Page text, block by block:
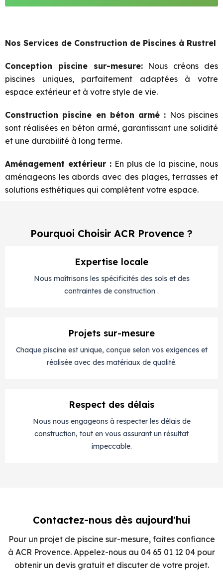
Nos Services de Construction de Piscines à Rustrel
Conception piscine sur-mesure:Nous créons des
piscines uniques, parfaitement adaptées à votre
espace extérieur et à votre style de vie.
Construction piscine en béton armé : Nos piscines
sont réalisées en béton armé, garantissant une solidité
et une durabilité à long terme.
Aménagement extérieur :En plus de la piscine, nous
aménageons les abords avec des plages, terrasses et
solutions esthétiques qui complètent votre espace.
Pourquoi Choisir ACR Provence ?
Expertise locale
Nous maîtrisons les spécificités des sols et des
contraintes de construction .
Projets sur-mesure
Chaque piscine est unique, conçue selon vos exigences et
réalisée avec des matériaux de qualité.
Respect des délais
Nous nous engageons à respecter les délais de
construction, tout en vous assurant un résultat
impeccable.
Contactez-nous dès aujourd'hui
Pour un projet de piscine sur-mesure, faites confiance
à ACR Provence. Appelez-nous au 04 65 01 12 04 pour
obtenir un devis gratuit et discuter de votre projet.